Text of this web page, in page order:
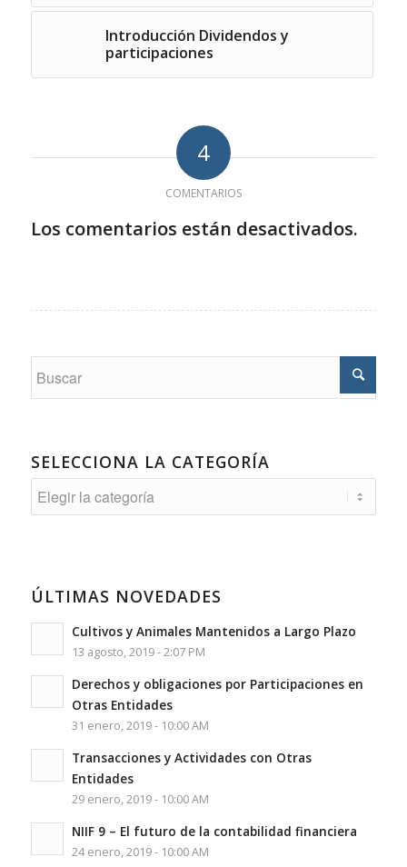
Introducción Dividendos y
participaciones
4
COMENTARIOS
Los comentarios están desactivados.
SELECCIONA LA CATEGORÍA
Selecciona
la
ÚLTIMAS NOVEDADES
Cultivos y Animales Mantenidos a Largo Plazo
13 agosto, 2019 - 2:07 PM
Derechos y obligaciones por Participaciones en
Otras Entidades
31 enero, 2019 - 10:00 AM
Transacciones y Actividades con Otras
Entidades
29 enero, 2019 - 10:00 AM
NIIF 9 – El futuro de la contabilidad financiera
24 enero, 2019 - 10:00 AM